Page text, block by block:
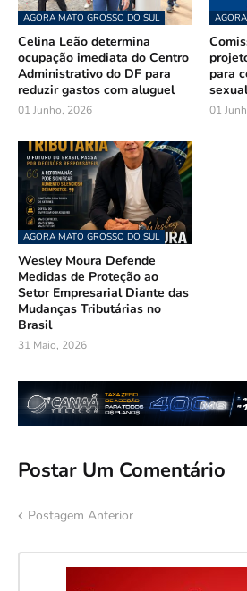
AGORA MATO GROSSO DO SUL
Celina Leão determina
ocupação imediata do Centro
Administrativo do DF para
reduzir gastos com aluguel
01 Junho, 2026
para
01
AGORA MATO GROSSO DO SUL
Wesley Moura Defende
Medidas de Proteção ao
Setor Empresarial Diante das
Mudanças Tributárias no
Brasil
31 Maio, 2026
Postar Um Comentário
Postagem Anterior